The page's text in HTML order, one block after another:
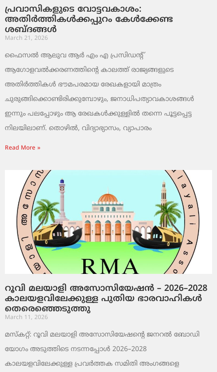
പ്രവാസികളുടെ വോട്ടവകാശം:
അതിർത്തികൾക്കപ്പുറം കേൾക്കേണ്ട
ശബ്ദങ്ങൾ
March 21, 2026
ഫൈസൽ ആലുവ ആർ എം എ പ്രസിഡന്റ്
ആഗോളവൽക്കരണത്തിന്റെ കാലത്ത് രാജ്യങ്ങളുടെ
അതിർത്തികൾ ഭൗമപരമായ രേഖകളായി മാത്രം
ചുരുങ്ങിക്കൊണ്ടിരിക്കുമ്പോഴും, ജനാധിപത്യാവകാശങ്ങൾ
ഇന്നും പലപ്പോഴും ആ രേഖകൾക്കുള്ളിൽ തന്നെ പൂട്ടപ്പെട്ട
നിലയിലാണ്. തൊഴിൽ, വിദ്യാഭ്യാസം, വ്യാപാരം
Read More »
റൂവി മലയാളി അസോസിയേഷൻ – 2026–2028
കാലയളവിലേക്കുള്ള പുതിയ ഭാരവാഹികൾ
തെരെഞ്ഞെടുത്തു
March 11, 2026
മസ്കറ്റ്: റൂവി മലയാളി അസോസിയേഷന്റെ ജനറൽ ബോഡി
യോഗം അടുത്തിടെ നടന്നപ്പോൾ 2026–2028
കാലയളവിലേക്കുള്ള പ്രവർത്തക സമിതി അംഗങ്ങളെ